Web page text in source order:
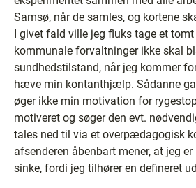
Samsø, når de samles, og kortene
I givet fald ville jeg fluks tage et
kommunale forvaltninger ikke skal
sundhedstilstand, når jeg kommer
hæve min kontanthjælp. Sådanne
øger ikke min motivation for
motiveret og søger den evt.
tales ned til via et overpædagogisk
afsenderen åbenbart mener, at jeg
sinke, fordi jeg tilhører en defineret